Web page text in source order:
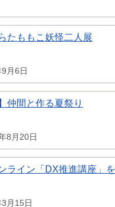
たももこ妖怪二人展
月6日
仲間と作る夏祭り
8月20日
ライン「DX推進講座」
月15日